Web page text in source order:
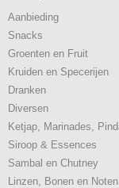
Aanbieding
Snacks
Groenten en Fruit
Kruiden en Specerijen
Dranken
Diversen
Ketjap, Marinades,
Siroop & Essences
Sambal en Chutney
Linzen, Bonen en Noten